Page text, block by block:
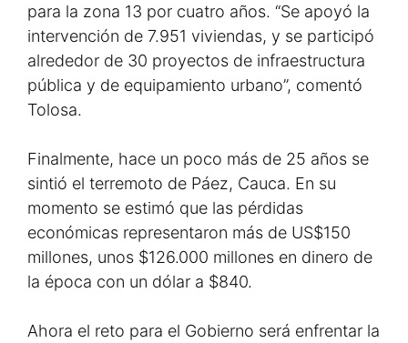
para la zona 13 por cuatro años. “Se apoyó la
intervención de 7.951 viviendas, y se participó
alrededor de 30 proyectos de infraestructura
pública y de equipamiento urbano”, comentó
Tolosa.
Finalmente, hace un poco más de 25 años se
sintió el terremoto de Páez, Cauca. En su
momento se estimó que las pérdidas
económicas representaron más de US$150
millones, unos $126.000 millones en dinero de
la época con un dólar a $840.
Ahora el reto para el Gobierno será enfrentar la